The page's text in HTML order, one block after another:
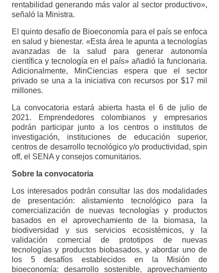
rentabilidad generando más valor al sector productivo»,
señaló la Ministra.
El quinto desafío de Bioeconomía para el país se enfoca
en salud y bienestar. «Esta área le apunta a tecnologías
avanzadas de la salud para generar autonomía
científica y tecnología en el país» añadió la funcionaria.
Adicionalmente, MinCiencias espera que el sector
privado se una a la iniciativa con recursos por $17 mil
millones.
La convocatoria estará abierta hasta el 6 de julio de
2021. Emprendedores colombianos y empresarios
podrán participar junto a los centros o institutos de
investigación, instituciones de educación superior,
centros de desarrollo tecnológico y/o productividad, spin
off, el SENA y consejos comunitarios.
Sobre la convocatoria
Los interesados podrán consultar las dos modalidades
de presentación: alistamiento tecnológico para la
comercialización de nuevas tecnologías y productos
basados en el aprovechamiento de la biomasa, la
biodiversidad y sus servicios ecosistémicos, y la
validación comercial de prototipos de nuevas
tecnologías y productos biobasados, y abordar uno de
los 5 desafíos establecidos en la Misión de
bioeconomía: desarrollo sostenible, aprovechamiento